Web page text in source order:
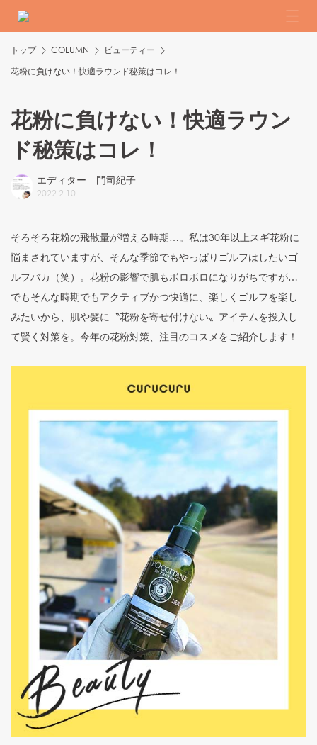
トップ COLUMN
ビューティー
花粉に負けない！快適ラウンド秘策はコレ！
花粉に負けない！快適ラウン
ド秘策はコレ！
エディター 門司紀子
2022.2.10
そろそろ花粉の飛散量が増える時期…。私は30年以上スギ花粉に
悩まされていますが、そんな季節でもやっぱりゴルフはしたいゴ
ルフバカ（笑）。花粉の影響で肌もボロボロになりがちですが…
でもそんな時期でもアクティブかつ快適に、楽しくゴルフを楽し
みたいから、肌や髪に〝花粉を寄せ付けない〟アイテムを投入し
て賢く対策を。今年の花粉対策、注目のコスメをご紹介します！